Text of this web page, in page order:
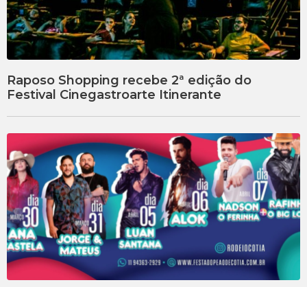
Raposo Shopping recebe 2ª edição do
Festival Cinegastroarte Itinerante